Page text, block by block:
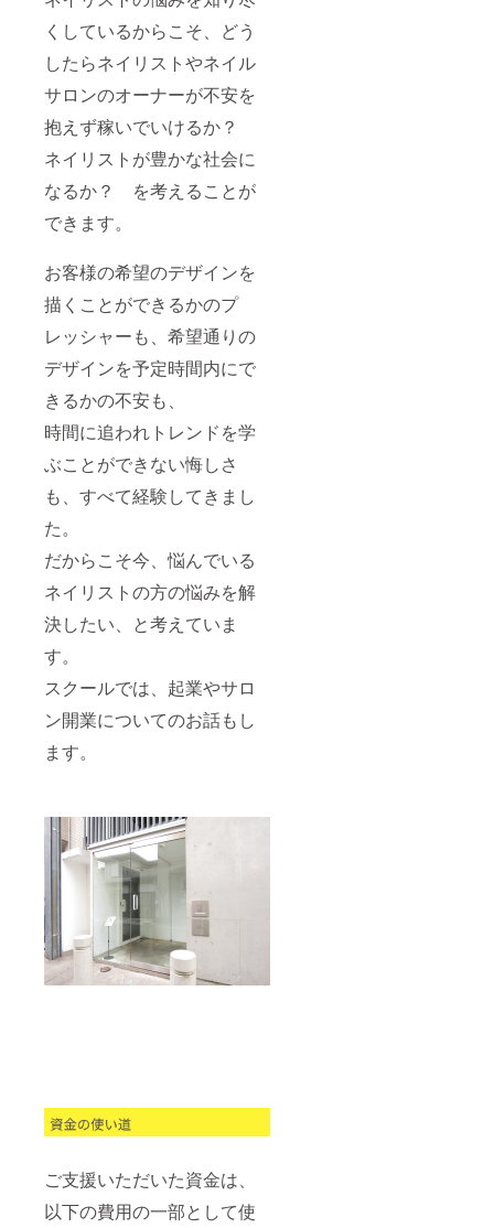
くしているからこそ、どう
したらネイリストやネイル
サロンのオーナーが不安を
抱えず稼いでいけるか？
ネイリストが豊かな社会に
なるか？ を考えることが
できます。
お客様の希望のデザインを
描くことができるかのプ
レッシャーも、希望通りの
デザインを予定時間内にで
きるかの不安も、
時間に追われトレンドを学
ぶことができない悔しさ
も、すべて経験してきまし
た。
だからこそ今、悩んでいる
ネイリストの方の悩みを解
決したい、と考えていま
す。
スクールでは、起業やサロ
ン開業についてのお話もし
ます。
ご支援いただいた資金は、
以下の費用の一部として使